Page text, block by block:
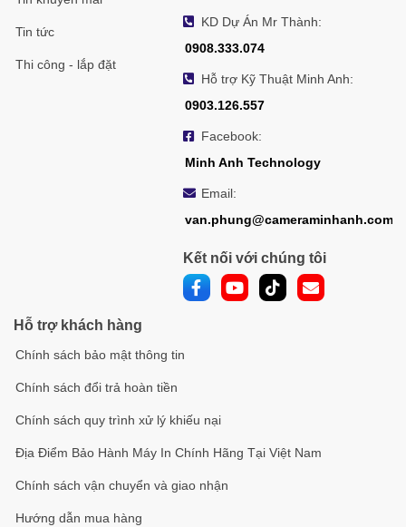
Tin tức
Thi công - lắp đặt
KD Dự Án Mr Thành:
0908.333.074
Hỗ trợ Kỹ Thuật Minh Anh:
0903.126.557
Facebook:
Minh Anh Technology
Email:
van.phung@cameraminhanh.com
Kết nối với chúng tôi
Hỗ trợ khách hàng
Chính sách bảo mật thông tin
Chính sách đổi trả hoàn tiền
Chính sách quy trình xử lý khiếu nại
Địa Điểm Bảo Hành Máy In Chính Hãng Tại Việt Nam
Chính sách vận chuyển và giao nhận
Hướng dẫn mua hàng